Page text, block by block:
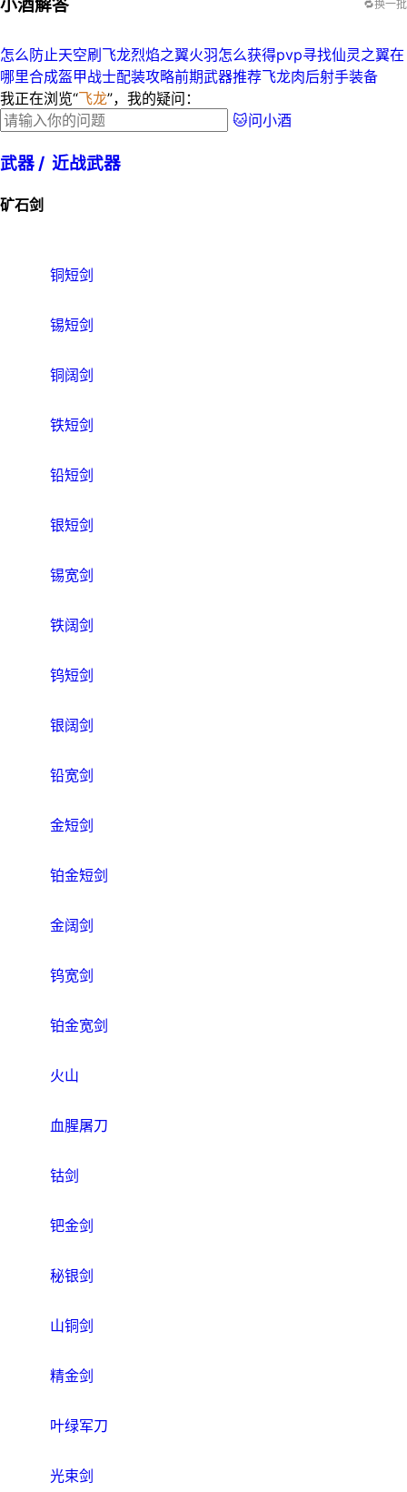
小酒解答 🔁换一批
怎么防止天空刷飞龙烈焰之翼火羽怎么获得pvp寻找仙灵之翼在
哪里合成盔甲战士配装攻略前期武器推荐飞龙肉后射手装备
我正在浏览“飞龙”，我的疑问：
🐱问小酒
武器 / 近战武器
矿石剑
铜短剑
锡短剑
铜阔剑
铁短剑
铅短剑
银短剑
锡宽剑
铁阔剑
钨短剑
银阔剑
铅宽剑
金短剑
铂金短剑
金阔剑
钨宽剑
铂金宽剑
火山
血腥屠刀
钴剑
钯金剑
秘银剑
山铜剑
精金剑
叶绿军刀
光束剑